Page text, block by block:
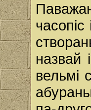
назвай
вельмі